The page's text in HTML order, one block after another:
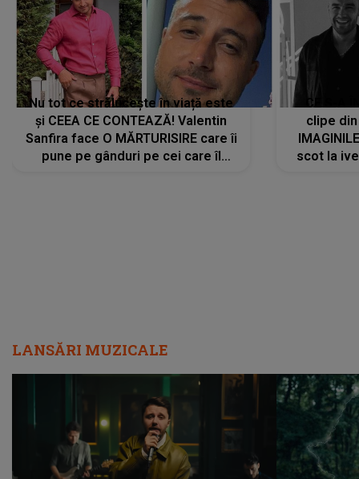
Nu tot ce strălucește în viață este
și CEEA CE CONTEAZĂ! Valentin
Sanfira face O MĂRTURISIRE care îi
pune pe gânduri pe cei care îl
CE S-A
clipe
scot la
LANSĂRI MUZICALE